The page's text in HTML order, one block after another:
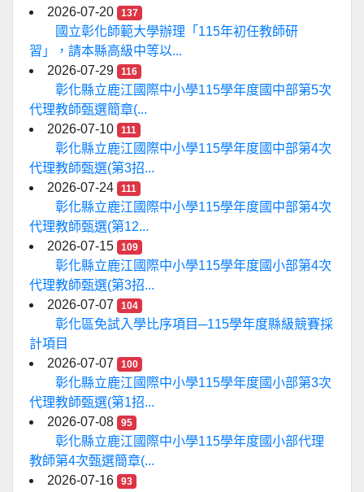
2026-07-20
137
國立彰化師範大學辦理「115年初任教師研
習」，請本縣高級中等以...
2026-07-29
116
彰化縣立鹿江國際中小學115學年度國中部第5次
代理教師甄選簡章(...
2026-07-10
111
彰化縣立鹿江國際中小學115學年度國中部第4次
代理教師甄選(第3招...
2026-07-24
111
彰化縣立鹿江國際中小學115學年度國中部第4次
代理教師甄選(第12...
2026-07-15
109
彰化縣立鹿江國際中小學115學年度國小部第4次
代理教師甄選(第3招...
2026-07-07
104
彰化區免試入學比序項目─115學年度縣級競賽採
計項目
2026-07-07
100
彰化縣立鹿江國際中小學115學年度國小部第3次
代理教師甄選(第1招...
2026-07-08
95
彰化縣立鹿江國際中小學115學年度國小部代理
教師第4次甄選簡章(...
2026-07-16
93